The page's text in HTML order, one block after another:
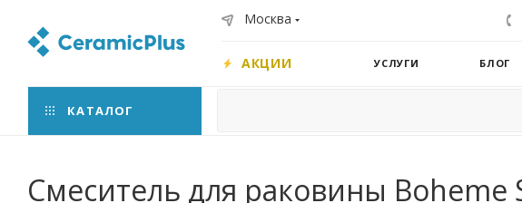
Москва
АКЦИИ УСЛУГИ БЛОГ
КАТАЛОГ
Смеситель для раковины Boheme